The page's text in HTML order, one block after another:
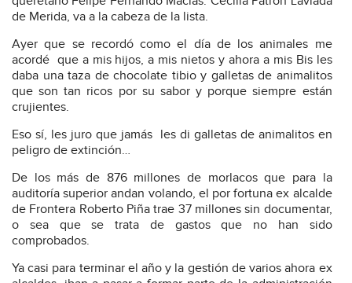
de Merida, va a la cabeza de la lista.
Ayer que se recordó como el día de los animales me
acordé que a mis hijos, a mis nietos y ahora a mis Bis les
daba una taza de chocolate tibio y galletas de animalitos
que son tan ricos por su sabor y porque siempre están
crujientes.
Eso sí, les juro que jamás les di galletas de animalitos en
peligro de extinción…
De los más de 876 millones de morlacos que para la
auditoría superior andan volando, el por fortuna ex alcalde
de Frontera Roberto Piña trae 37 millones sin documentar,
o sea que se trata de gastos que no han sido
comprobados.
Ya casi para terminar el año y la gestión de varios ahora ex